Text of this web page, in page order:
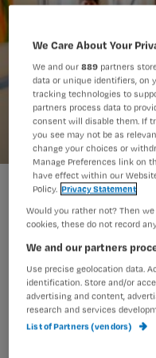
Urinekatheters nog steeds
Veel
tijdens hun
urinekatheter.
geplaatst
We Care About Your
We and our889 partners
data or unique identifiers, on
tracking technologies to
partners process data to
consent will disable them. If
you see may not be as
change your choices or
Manage Preferences link on
have effect within our
Policy. Privacy Statement
Would you rather not? Then
cookies, these do not record
We and our partners
Use precise geolocation data.
identification. Store and/or
advertising and content,
research and services
List of Partners (vendors)